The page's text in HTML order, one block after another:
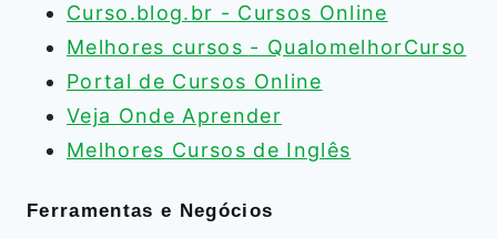
Curso.blog.br - Cursos Online
Melhores cursos - QualomelhorCurso
Portal de Cursos Online
Veja Onde Aprender
Melhores Cursos de Inglês
Ferramentas e Negócios